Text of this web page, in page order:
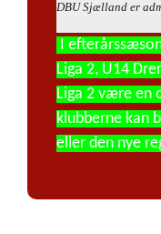
DBU Sjælland er
I
Liga 2, U14
Liga 2 være en
klubberne kan
eller den nye